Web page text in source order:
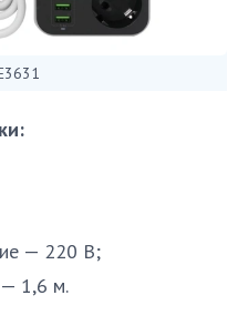
— 220 В;
— 1,6 м.